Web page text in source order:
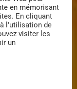
(2026) :
en mémorisant
En cliquant
l'utilisation de
visiter les
un